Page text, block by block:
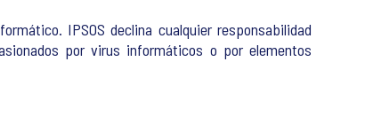
IPSOS declina cualquier responsabilidad
por virus informáticos o por elementos